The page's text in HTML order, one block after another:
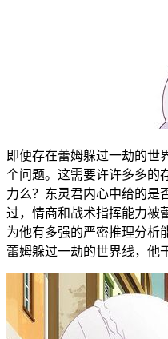
即便存在蕾姆躲过一劫的世
个问题。这需要许许多多的
力么？东灵君内心中给的是
过，情商和战术指挥能力被
为他有多强的严密推理分析
蕾姆躲过一劫的世界线，他